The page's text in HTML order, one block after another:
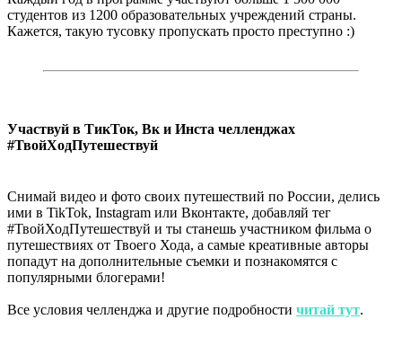
студентов из 1200 образовательных учреждений страны.
Кажется, такую тусовку пропускать просто преступно :)
Участвуй в ТикТок, Вк и Инста челленджах
#ТвойХодПутешествуй
Снимай видео и фото своих путешествий по России, делись
ими в TikTok, Instagram или Вконтакте, добавляй тег
#ТвойХодПутешествуй и ты станешь участником фильма о
путешествиях от Твоего Хода, а самые креативные авторы
попадут на дополнительные съемки и познакомятся с
популярными блогерами!
Все условия челленджа и другие подробности читай тут.